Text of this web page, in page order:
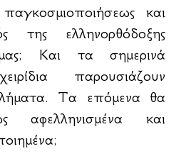
και
της ελληνορθόδοξης
Και τα σημερινά
παρουσιάζουν
Τα επόμενα θα
αφελληνισμένα και